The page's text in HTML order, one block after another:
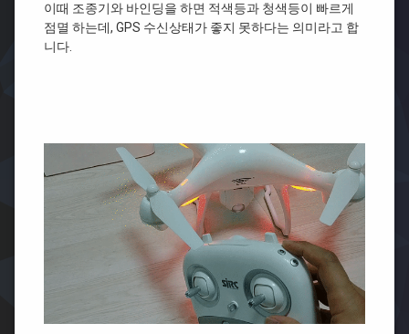
이때 조종기와 바인딩을 하면 적색등과 청색등이 빠르게
점멸 하는데, GPS 수신상태가 좋지 못하다는 의미라고 합
니다.